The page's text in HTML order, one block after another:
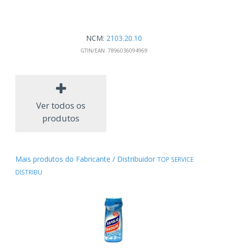
NCM: 2103.20.10
GTIN/EAN: 7896036094969
Ver todos os
produtos
Mais produtos do Fabricante / Distribuidor TOP SERVICE
DISTRIBU